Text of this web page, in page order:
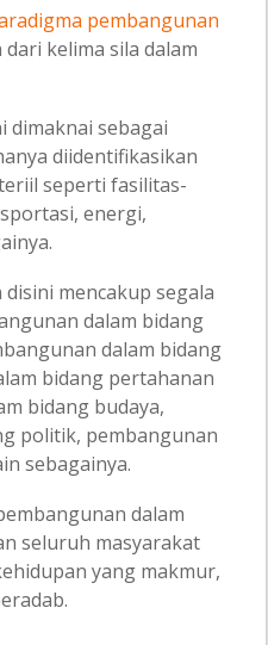
pembangunan
kelima sila dalam
dimaknai sebagai
diidentifikasikan
seperti fasilitas-
energi,
mencakup segala
dalam bidang
dalam bidang
bidang pertahanan
bidang budaya,
politik, pembangunan
sebagainya.
dalam
seluruh masyarakat
yang makmur,